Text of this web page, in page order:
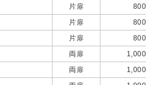
片扉
800
片扉
800
片扉
800
両扉
1,000
両扉
1,000